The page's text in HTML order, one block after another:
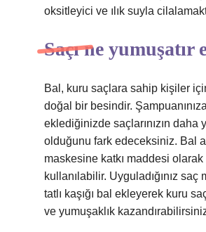
oksitleyici ve ılık suyla
Saçı ne yumuşatır
Bal, kuru saçlara sahip kişiler
doğal bir besindir.
eklediğinizde saçlarınızın daha
olduğunu fark edeceksiniz. Bal
maskesine katkı maddesi olarak
kullanılabilir. Uyguladığınız saç
tatlı kaşığı bal ekleyerek kuru
ve yumuşaklık